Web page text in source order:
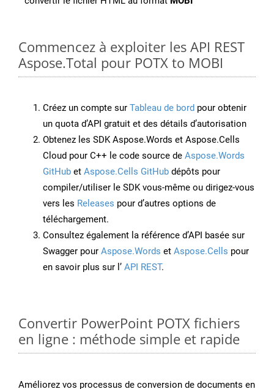
Commencez à exploiter les API REST
Aspose.Total pour POTX to MOBI
Créez un compte sur Tableau de bord pour obtenir
un quota d’API gratuit et des détails d’autorisation
Obtenez les SDK Aspose.Words et Aspose.Cells
Cloud pour C++ le code source de Aspose.Words
GitHub et Aspose.Cells GitHub dépôts pour
compiler/utiliser le SDK vous-même ou dirigez-vous
vers les Releases pour d’autres options de
téléchargement.
Consultez également la référence d’API basée sur
Swagger pour Aspose.Words et Aspose.Cells pour
en savoir plus sur l’ API REST.
Convertir PowerPoint POTX fichiers
en ligne : méthode simple et rapide
Améliorez vos processus de conversion de documents en